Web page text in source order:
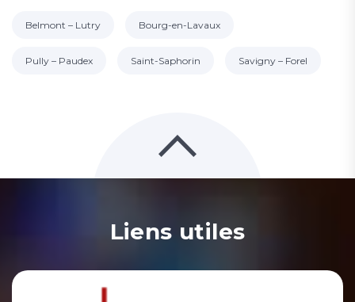
Belmont – Lutry Bourg-en-Lavaux
Pully – Paudex Saint-Saphorin Savigny – Forel
Liens utiles